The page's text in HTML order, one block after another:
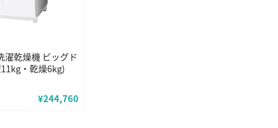
濯乾燥機 ビッグド
・乾燥6kg)
¥244,760